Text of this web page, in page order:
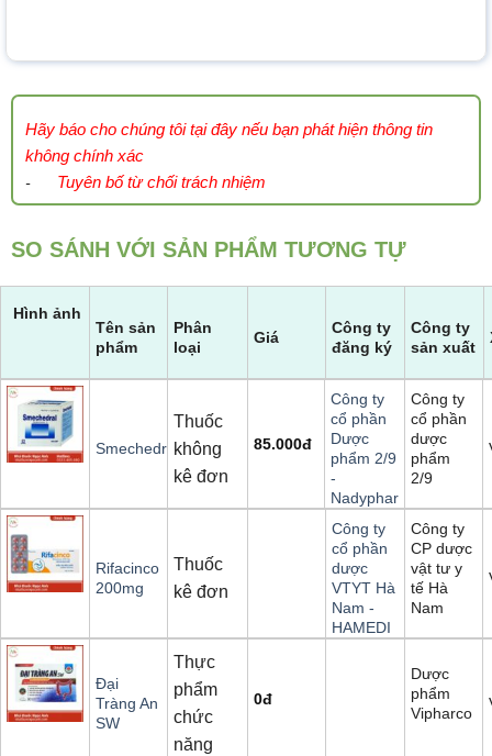
Hãy báo cho chúng tôi tại đây nếu bạn phát hiện thông tin
không chính xác
- Tuyên bố từ chối trách nhiệm
SO SÁNH VỚI SẢN PHẨM TƯƠNG TỰ
Hình ảnh
Tên sản
phẩm
Phân
loại
Giá
Công ty
đăng ký
Công ty
sản xuất
Smechedral
Thuốc
không
kê đơn
85.000đ
Công ty
cổ phần
Dược
phẩm 2/9
-
Nadyphar
Công ty
cổ phần
dược
phẩm
2/9
Rifacinco
200mg
Thuốc
kê đơn
Công ty
cổ phần
dược
VTYT Hà
Nam -
HAMEDI
Công ty
CP dược
vật tư y
tế Hà
Nam
Đại
Tràng An
SW
Thực
phẩm
chức
năng
0đ
Dược
phẩm
Vipharco